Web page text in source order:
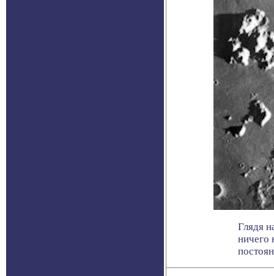
Глядя
ничего